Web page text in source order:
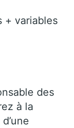
+ variables
des
à la